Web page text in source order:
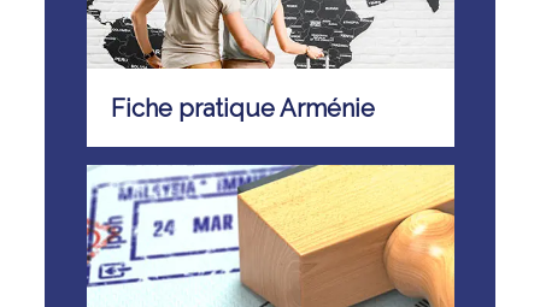
Fiche pratique Arménie